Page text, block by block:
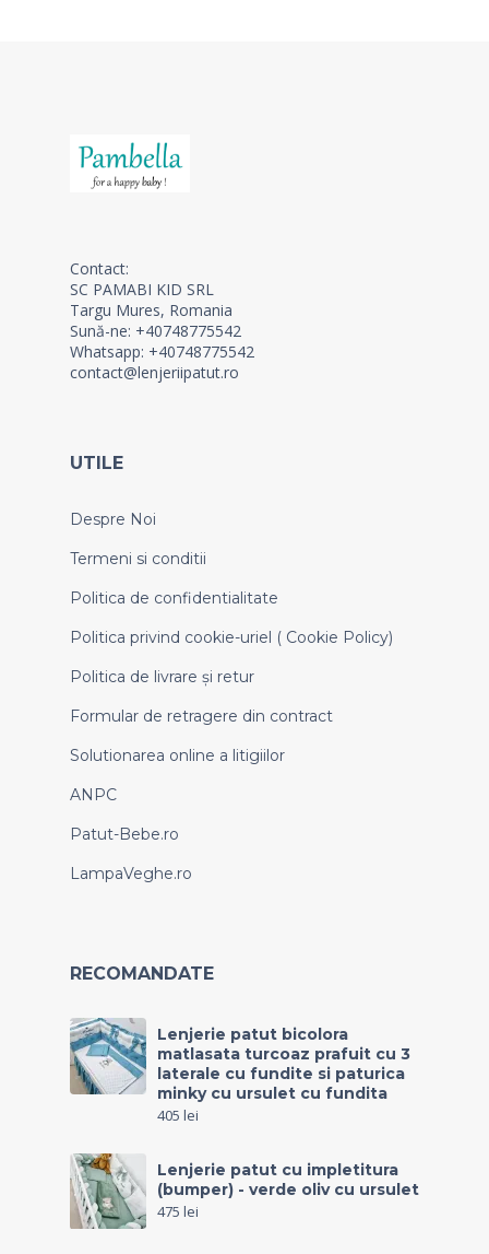
Contact:
SC PAMABI KID SRL
Targu Mures, Romania
Sună-ne: +40748775542
Whatsapp: +40748775542
contact@lenjeriipatut.ro
UTILE
Despre Noi
Termeni si conditii
Politica de confidentialitate
Politica privind cookie-uriel ( Cookie Policy)
Politica de livrare și retur
Formular de retragere din contract
Solutionarea online a litigiilor
ANPC
Patut-Bebe.ro
LampaVeghe.ro
RECOMANDATE
Lenjerie patut bicolora
matlasata turcoaz prafuit cu 3
laterale cu fundite si paturica
minky cu ursulet cu fundita
405 lei
Lenjerie patut cu impletitura
(bumper) - verde oliv cu ursulet
475 lei